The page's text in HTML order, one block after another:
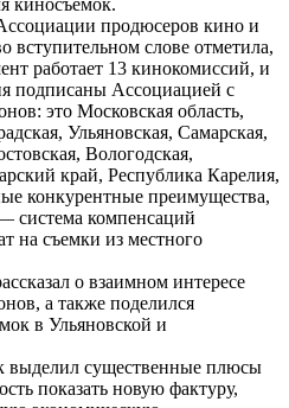
продюсеров кино и
вступительном слове отметила,
работает 13 кинокомиссий, и
подписаны Ассоциацией с
это Московская область,
Ульяновская, Самарская,
Вологодская,
край, Республика Карелия,
конкурентные преимущества,
система компенсаций
на съемки из местного
о взаимном интересе
а также поделился
в Ульяновской и
существенные плюсы
показать новую фактуру,